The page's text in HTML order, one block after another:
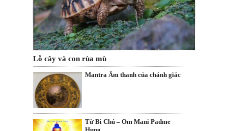
Lỗ cây và con rùa mù
Mantra Âm thanh của chánh giác
Từ Bi Chú – Om Mani Padme